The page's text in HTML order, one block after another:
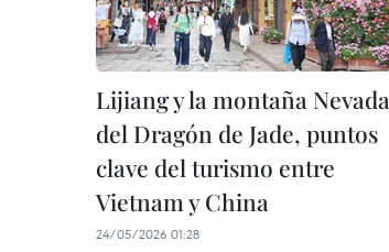
Lijiang y la montaña Nevada
del Dragón de Jade, puntos
clave del turismo entre
Vietnam y China
24/05/2026 01:28